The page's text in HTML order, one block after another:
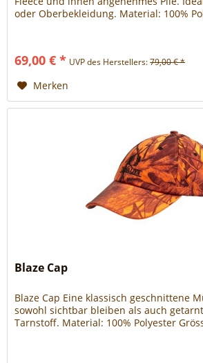
oder Oberbekleidung. Material: 100%
69,00 € * UVP des Herstellers:79,00 € *
Merken
Blaze Cap
Blaze Cap Eine klassisch geschnittene
sowohl sichtbar bleiben als auch
Tarnstoff. Material: 100% Polyester